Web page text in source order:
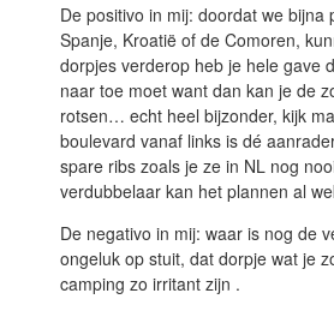
De positivo in mij: doordat we
Spanje, Kroatië of de Comoren,
dorpjes verderop heb je hele gave
naar toe moet want dan kan je de
rotsen… echt heel bijzonder, kijk
boulevard vanaf links is dé
spare ribs zoals je ze in NL nog
verdubbelaar kan het plannen al
De negativo in mij: waar is nog de
ongeluk op stuit, dat dorpje wat je
camping zo irritant zijn .